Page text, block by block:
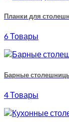
Планки для
6 Товары
Барные
4 Товары